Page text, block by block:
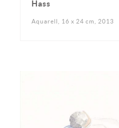
Hass
Aquarell, 16 x 24 cm, 2013